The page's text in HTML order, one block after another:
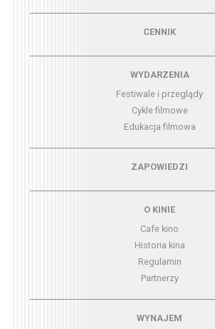
CENNIK
Menu - wydarzeniaWYDARZENIA
Festiwale i przeglądy
Cykle filmowe
Edukacja filmowa
Menu - zapowiedziZAPOWIEDZI
O KINIE
Cafe kino
Historia kina
Regulamin
Partnerzy
Menu - wynajemWYNAJEM